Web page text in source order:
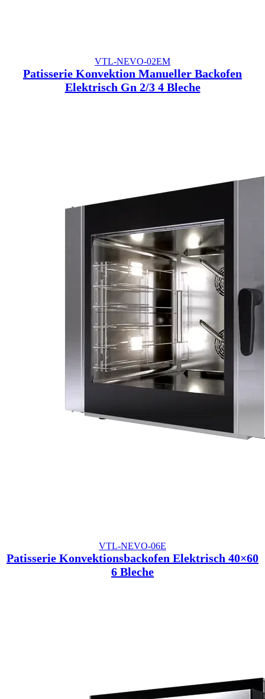
VTL-NEVO-02EM
Patisserie Konvektion Manueller Backofen
Elektrisch Gn 2/3 4 Bleche
VTL-NEVO-06E
Patisserie Konvektionsbackofen Elektrisch 40×60
6 Bleche